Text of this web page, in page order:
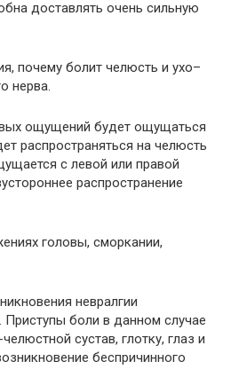
доставлять очень сильную
почему болит челюсть и ухо–
нерва.
ощущений будет ощущаться
распространяться на челюсть
с левой или правой
распространение
головы, сморкании,
невралгии
Приступы боли в данном случае
сустав, глотку, глаз и
беспричинного